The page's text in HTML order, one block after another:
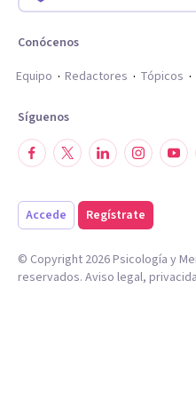
Conócenos
Equipo
Redactores Tópicos
Síguenos
Accede Regístrate
© Copyright 2026Psicología y
reservados. Aviso legal,